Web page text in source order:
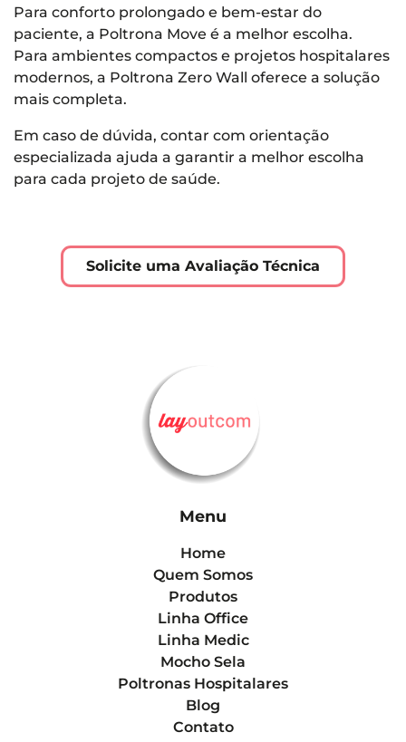
Para conforto prolongado e bem-estar do
paciente, a Poltrona Move é a melhor escolha.
Para ambientes compactos e projetos hospitalares
modernos, a Poltrona Zero Wall oferece a solução
mais completa.
Em caso de dúvida, contar com orientação
especializada ajuda a garantir a melhor escolha
para cada projeto de saúde.
Solicite uma Avaliação Técnica
Menu
Home
Quem Somos
Produtos
Linha Office
Linha Medic
Mocho Sela
Poltronas Hospitalares
Blog
Contato